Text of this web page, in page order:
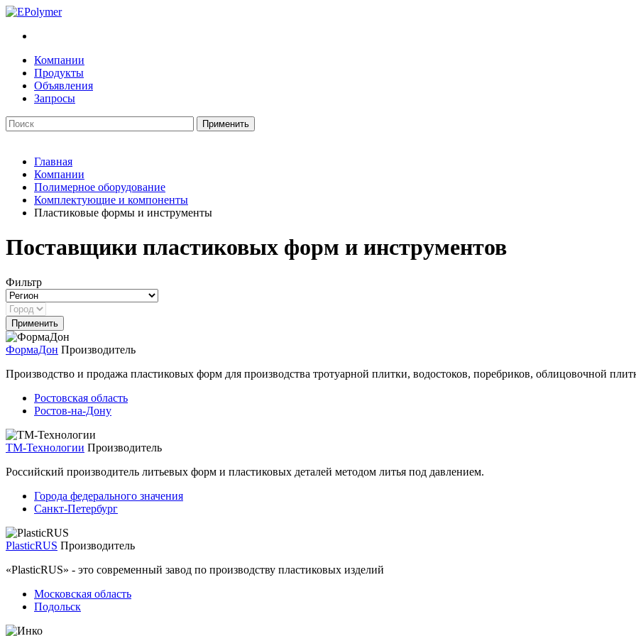
Компании
Продукты
Объявления
Запросы
Главная
Компании
Полимерное оборудование
Комплектующие и компоненты
Пластиковые формы и инструменты
Поставщики пластиковых форм и инструментов
Фильтр
ФормаДон Производитель
Производство и продажа пластиковых форм для производства тротуарной плитки, водостоков, поребриков, облицовочной
Ростовская область
Ростов-на-Дону
ТМ-Технологии Производитель
Российский производитель литьевых форм и пластиковых деталей методом литья под давлением.
Города федерального значения
Санкт-Петербург
PlasticRUS Производитель
«PlasticRUS» - это современный завод по производству пластиковых изделий
Московская область
Подольск